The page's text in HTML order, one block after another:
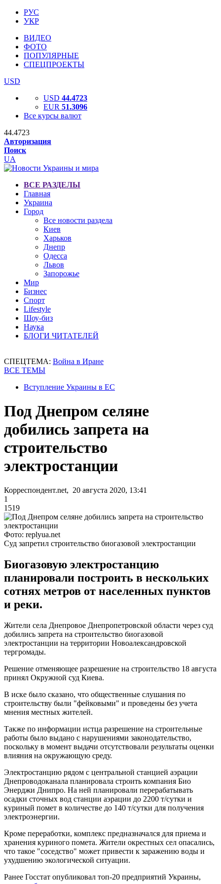
РУС
УКР
ВИДЕО
ФОТО
ПОПУЛЯРНЫЕ
СПЕЦПРОЕКТЫ
USD
USD 44.4723
EUR 51.3096
Все курсы валют
44.4723
Авторизация
Поиск
UA
ВСЕ РАЗДЕЛЫ
Главная
Украина
Город
Все новости раздела
Киев
Харьков
Днепр
Одесса
Львов
Запорожье
Мир
Бизнес
Спорт
Lifestyle
Шоу-биз
Наука
БЛОГИ ЧИТАТЕЛЕЙ
СПЕЦТЕМА: Война в Иране
ВСЕ ТЕМЫ
Вступление Украины в ЕС
Под Днепром селяне
добились запрета на
строительство
электростанции
Корреспондент.net, 20 августа 2020, 13:41
1
1519
Фото: replyua.net
Суд запретил строительство биогазовой электростанции
Биогазовую электростанцию
планировали построить в нескольких
сотнях метров от населенных пунктов
и реки.
Жители села Днепровое Днепропетровской области через суд
добились запрета на строительство биогазовой
электростанции на территории Новоалександровской
тергромады.
Решение отменяющее разрешение на строительство 18 августа
принял Окружной суд Киева.
В иске было сказано, что общественные слушания по
строительству были "фейковыми" и проведены без учета
мнения местных жителей.
Также по информации истца разрешение на строительные
работы было выдано с нарушениями законодательство,
поскольку в момент выдачи отсутствовали результаты оценки
влияния на окружающую среду.
Электростанцию рядом с центральной станцией аэрации
Днепроводоканала планировала строить компания Био
Энерджи Днипро. На ней планировали перерабатывать
осадки сточных вод станции аэрации до 2200 т/сутки и
куриный помет в количестве до 140 т/сутки для получения
электроэнергии.
Кроме переработки, комплекс предназначался для приема и
хранения куриного помета. Жители окрестных сел опасались,
что такое "соседство" может привести к заражению воды и
ухудшению экологической ситуации.
Ранее Госстат опубликовал топ-20 предприятий Украины,